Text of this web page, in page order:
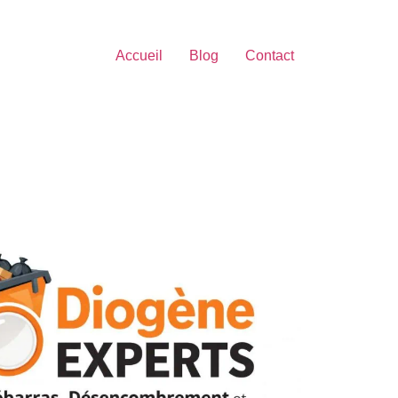
Accueil Blog Contact